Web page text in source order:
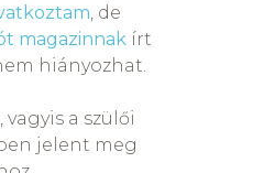
saját
testileg-
hogy értjük,
, de
magazinnak írt
hiányozhat.
a szülői
jelent meg